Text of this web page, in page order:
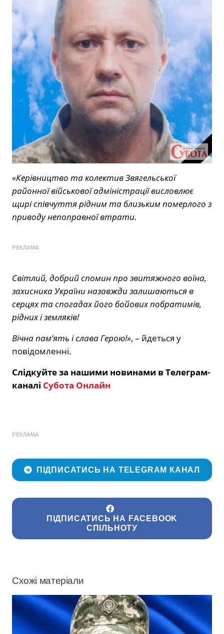
«Керівництво та колектив Звягельської
районної військової адміністрації висловлює
щирі співчуття рідним та близьким померлого з
приводу непоправної втрати.
РЕКЛАМА
Світлий, добрий спомин про звитяжного воїна,
захисника України назавжди залишаються в
серцях та спогадах його бойових побратимів,
рідних і земляків!
Вічна пам’ять і слава Герою!», – йдеться у
повідомленні.
Слідкуйте за нашими новинами в Телеграм-
каналі Субота Онлайн
РЕКЛАМА
ПІДПИСАТИСЬ НА TELEGRAM КАНАЛ
ПІДПИСАТИСЬ НА FACEBOOK
СПІЛЬНОТУ
Схожі матеріали